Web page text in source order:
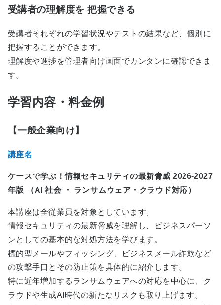
受講者の理解度を 把握できる
受講者それぞれの学習状況やテストの結果など、個別に
把握することができます。
理解度や進捗を管理者向け画面でカンタンに確認できま
す。
学習内容・料金例
【一般企業向け】
講座名
ケースで学ぶ！情報セキュリティの最新脅威2026-2027
年版 （AI社会 ・ ランサムウェア・クラウド対応）
本講座は全従業員を対象としています。
情報セキュリティの最新脅威を理解し、ビジネスパーソ
ンとしての基本的な対処方法を学びます。
標的型メールやフィッシング、ビジネスメール詐欺など
の攻撃手口とその防止策を具体的に紹介します。
特に近年増加するランサムウェアへの対応を中心に、ク
ラウドや生成AI時代の新たなリスクも取り上げます。